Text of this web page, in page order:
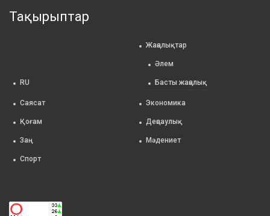
Тақырыптар
RU
Жаңалықтар
Әлем
Басты жаңалық
Саясат Экономика
Қоғам Деңсаулық
Заң Мәдениет
Спорт